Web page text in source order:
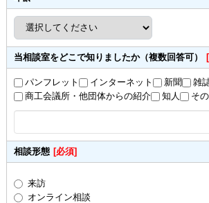
当相談室をどこで知りましたか（複数回答可）
パンフレット インターネット 新聞 雑
商工会議所・他団体からの紹介
知人 そ
相談形態 [必須]
来訪
オンライン相談